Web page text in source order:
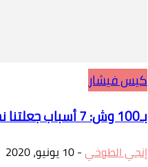
كيس فيشار
بـ100 وش: 7 أسباب جعلتنا نحب الأشرار.. الرابعة ستدهشك
إنجي الطوخي-10 يونيو، 2020